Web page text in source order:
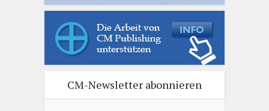
CM-Newsletter abonnieren